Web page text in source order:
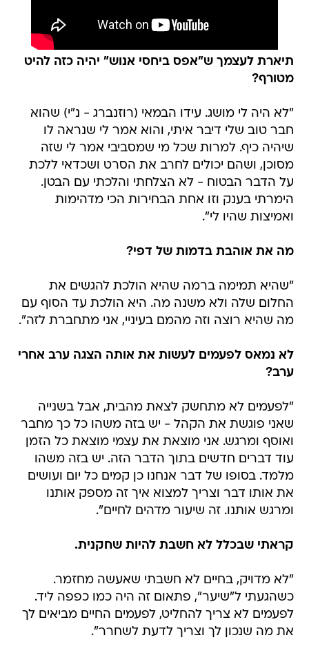
תיארת לעצמך ש"אפס ביחסי אנוש" יהיה כזה להיט
מטורף?
"לא היה לי מושג. עידו הבמאי (רוזנברג - נ"י) שהוא
חבר טוב שלי דיבר איתי, והוא אמר לי שנראה לו
שיהיה כיף. למרות שכל מי שמסביבי אמר לי שזה
מסוכן, ושהם יכולים לחרב את הסרט ושכדאי ללכת
על הדבר הבטוח - לא הצלחתי והלכתי עם הבטן.
הימרתי בענק וזו אחת הבחירות הכי מדהימות
ואמיצות שהיו לי".
מה את אוהבת בדמות של דפי?
"שהיא תמימה ברמה שהיא הולכת להגשים את
החלום שלה ולא משנה מה. היא הולכת עד הסוף עם
מה שהיא רוצה וזה מהמם בעיניי, אני מתחברת לזה".
לא נמאס לפעמים לעשות את אותה הצגה ערב אחרי
ערב?
"לפעמים לא מתחשק לצאת מהבית, אבל בשנייה
שאני פוגשת את הקהל - יש בזה משהו כל כך מחבר
ואוסף ומרגש. אני מוצאת את עצמי מוצאת כל הזמן
עוד דברים חדשים בתוך הדבר הזה. יש בזה משהו
מלמד. בסופו של דבר אנחנו כן קמים כל יום ועושים
את אותו דבר וצריך למצוא איך זה מספק אותנו
ומרגש אותנו. זה שיעור מדהים לחיים".
קראתי שבכלל לא חשבת להיות שחקנית.
"לא מדויק, בחיים לא חשבתי שאעשה מחזמר.
כשהגעתי ל"שיער", פתאום זה היה כמו כפפה ליד.
לפעמים לא צריך להחליט, לפעמים החיים מביאים לך
את מה שנכון לך וצריך לדעת לשחרר".